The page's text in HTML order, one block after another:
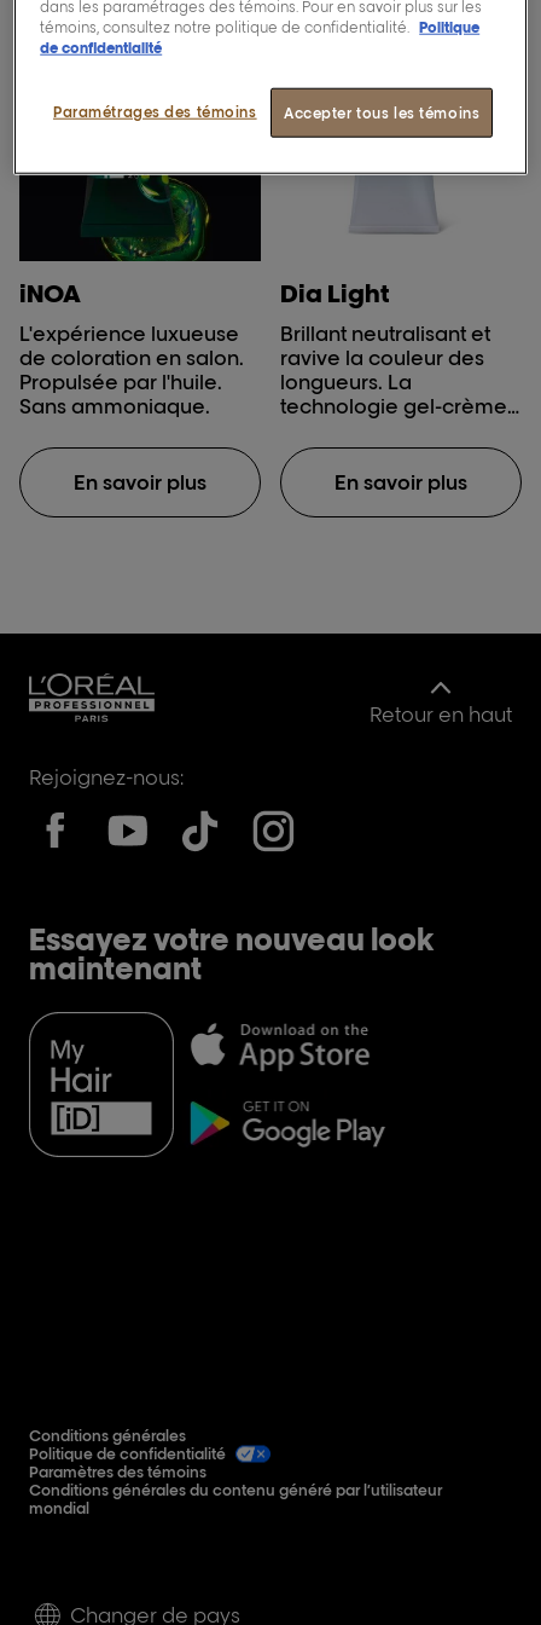
iNOA
L'expérience luxueuse
de coloration en salon.
Propulsée par l'huile.
Sans ammoniaque.
En savoir plus
Dia Light
Brillant neutralisant et
ravive la couleur des
longueurs. La
technologie gel-crème
faire briller après avoir
éclairci et rafraîchi les
longueurs après la
En savoir plus
Retour en haut
Rejoignez-nous:
Essayez votre nouveau look
maintenant
Changer de pays
Conditions générales
Politique de confidentialité
Paramètres des témoins
Conditions générales du contenu généré par l’utilisateur
mondial
dans les paramétrages des témoins. Pour en savoir plus sur les
témoins, consultez notre politique de confidentialité.
Politique
de confidentialité
Accepter tous les témoins
Paramétrages des témoins